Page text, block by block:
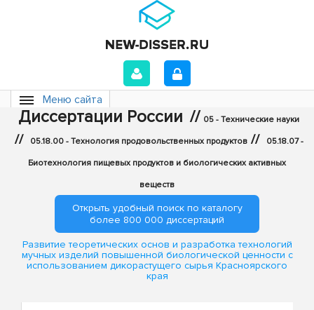
Меню сайта
Диссертации России // 05 - Технические науки
// 05.18.00 - Технология продовольственных продуктов // 05.18.07 -
Биотехнология пищевых продуктов и биологических активных
веществ
Открыть удобный поиск по каталогу
более 800 000 диссертаций
Развитие теоретических основ и разработка технологий
мучных изделий повышенной биологической ценности с
использованием дикорастущего сырья Красноярского
края